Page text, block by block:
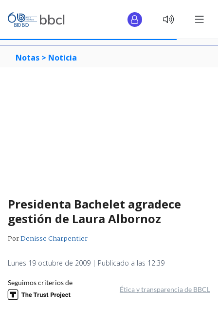
Notas > Noticia
Presidenta Bachelet agradece
gestión de Laura Albornoz
PorDenisse Charpentier
Lunes 19 octubre de 2009 | Publicado a las 12:39
Seguimos criterios de
Ética y transparencia de BBCL